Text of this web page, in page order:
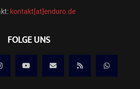
kontakt[at]enduro.de
FOLGE UNS